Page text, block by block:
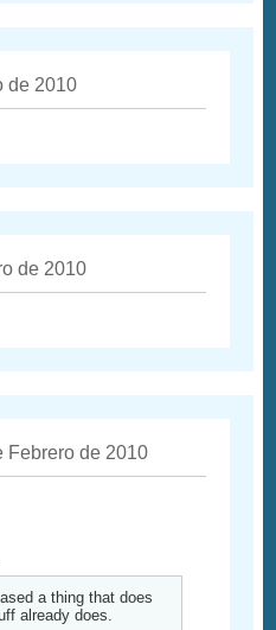
de 2010
de 2010
Febrero de 2010
a thing that does
already does.